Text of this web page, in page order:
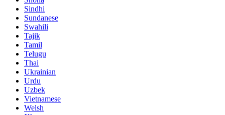
Sindhi
Sundanese
Swahili
Tajik
Tamil
Telugu
Thai
Ukrainian
Urdu
Uzbek
Vietnamese
Welsh